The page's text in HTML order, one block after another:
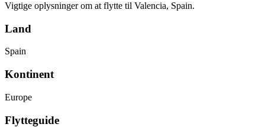
Vigtige oplysninger om at flytte til Valencia, Spain.
Land
Spain
Kontinent
Europe
Flytteguide